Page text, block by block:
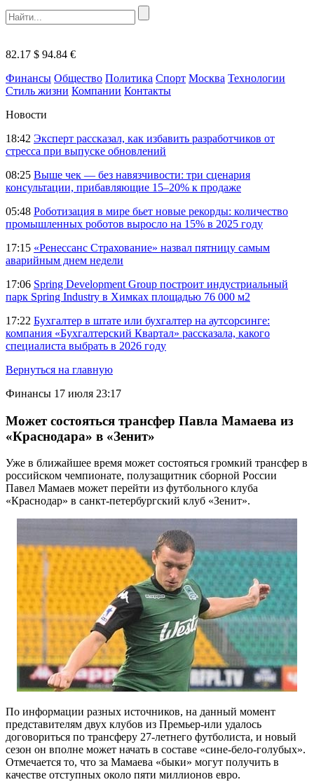
82.17 $ 94.84 €
Финансы Общество Политика Спорт Москва Технологии
Стиль жизни Компании Контакты
Новости
18:42 Эксперт рассказал, как избавить разработчиков от
стресса при выпуске обновлений
08:25 Выше чек — без навязчивости: три сценария
консультации, прибавляющие 15–20% к продаже
05:48 Роботизация в мире бьет новые рекорды: количество
промышленных роботов выросло на 15% в 2025 году
17:15 «Ренессанс Страхование» назвал пятницу самым
аварийным днем недели
17:06 Spring Development Group построит индустриальный
парк Spring Industry в Химках площадью 76 000 м2
17:22 Бухгалтер в штате или бухгалтер на аутсорсинге:
компания «Бухгалтерский Квартал» рассказала, какого
специалиста выбрать в 2026 году
Вернуться на главную
Финансы 17 июля 23:17
Может состояться трансфер Павла Мамаева из
«Краснодара» в «Зенит»
Уже в ближайшее время может состояться громкий трансфер в
российском чемпионате, полузащитник сборной России
Павел Мамаев может перейти из футбольного клуба
«Краснодар» в санкт-петербургский клуб «Зенит».
По информации разных источников, на данный момент
представителям двух клубов из Премьер-или удалось
договориться по трансферу 27-летнего футболиста, и новый
сезон он вполне может начать в составе «сине-бело-голубых».
Отмечается то, что за Мамаева «быки» могут получить в
качестве отступных около пяти миллионов евро.